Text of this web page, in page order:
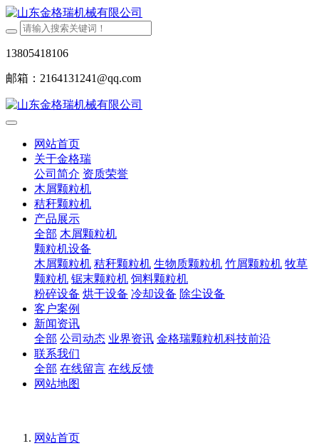
13805418106
邮箱：2164131241@qq.com
网站首页
关于金格瑞
公司简介 资质荣誉
木屑颗粒机
秸秆颗粒机
产品展示
全部 木屑颗粒机
颗粒机设备
木屑颗粒机 秸秆颗粒机 生物质颗粒机 竹屑颗粒机 牧草
颗粒机 锯末颗粒机 饲料颗粒机
粉碎设备 烘干设备 冷却设备 除尘设备
客户案例
新闻资讯
全部 公司动态 业界资讯 金格瑞颗粒机科技前沿
联系我们
全部 在线留言 在线反馈
网站地图
网站首页